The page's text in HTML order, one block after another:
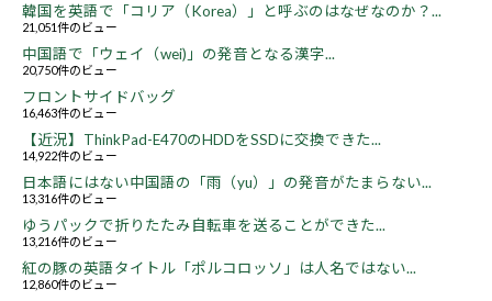
韓国を英語で「コリア（Korea）」と呼ぶのはなぜなのか？...
21,051件のビュー
中国語で「ウェイ（wei)」の発音となる漢字...
20,750件のビュー
フロントサイドバッグ
16,463件のビュー
【近況】ThinkPad-E470のHDDをSSDに交換できた...
14,922件のビュー
日本語にはない中国語の「雨（yu）」の発音がたまらない...
13,316件のビュー
ゆうパックで折りたたみ自転車を送ることができた...
13,216件のビュー
紅の豚の英語タイトル「ポルコロッソ」は人名ではない...
12,860件のビュー